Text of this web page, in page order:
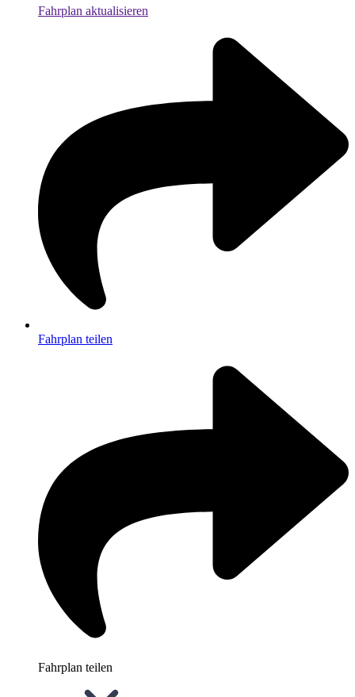
Fahrplan aktualisieren
Fahrplan teilen
Fahrplan teilen